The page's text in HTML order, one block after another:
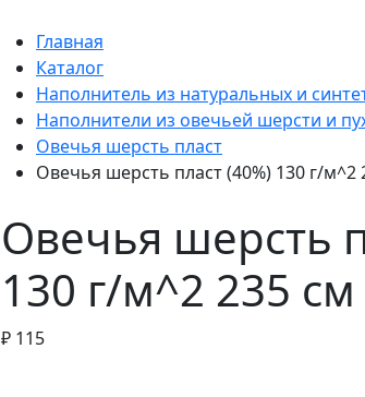
Главная
Каталог
Наполнитель из натуральных и
Наполнители из овечьей шерсти и
Овечья шерсть пласт
Овечья шерсть пласт (40%) 130 г/м^2
Овечья шерсть
130 г/м^2 235 см
₽ 115